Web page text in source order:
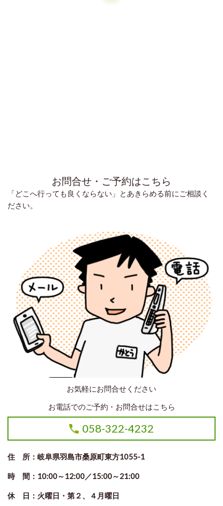
お問合せ・ご予約はこちら
「どこへ行っても良くならない」とあきらめる前にご相談く
ださい。
お気軽にお問合せください
お電話でのご予約・お問合せはこちら
058-322-4232
住 所：岐阜県羽島市桑原町東方1055-1
時 間：10:00～12:00／15:00～21:00
休 日：火曜日 ・第２、４月曜日